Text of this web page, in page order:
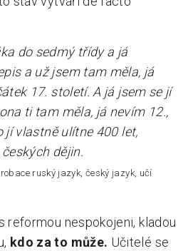
do sedmý třídy a já
a už jsem tam měla, já
17. století. A já jsem se jí
ti tam měla, já nevím 12.,
jí vlastně ulítne 400 let,
dějin.
ruský jazyk, český jazyk, učí
reformou nespokojeni, kladou
kdo za to může. Učitelé se